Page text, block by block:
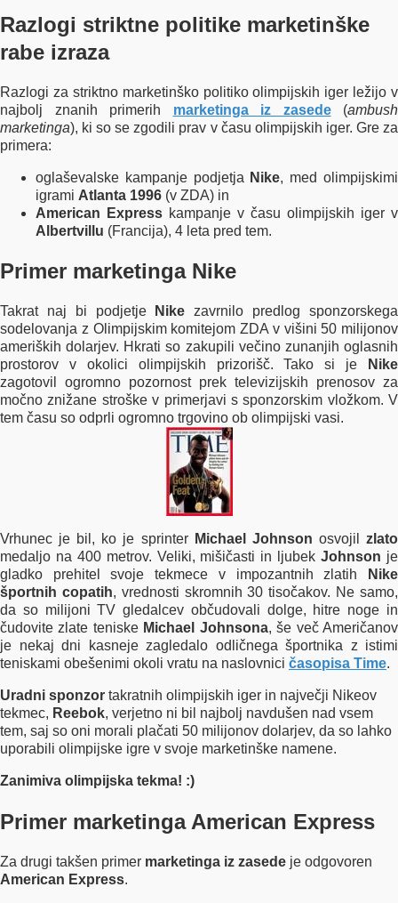
Razlogi striktne politike marketinške
rabe izraza
Razlogi za striktno marketinško politiko olimpijskih iger ležijo v
najbolj znanih primerih marketinga iz zasede(ambush
marketinga), ki so se zgodili prav v času olimpijskih iger. Gre za
primera:
oglaševalske kampanje podjetja Nike, med olimpijskimi
igrami Atlanta 1996 (v ZDA) in
American Express kampanje v času olimpijskih iger v
Albertvillu (Francija), 4 leta pred tem.
Primer marketinga Nike
Takrat naj bi podjetje Nike zavrnilo predlog sponzorskega
sodelovanja z Olimpijskim komitejom ZDA v višini 50 milijonov
ameriških dolarjev. Hkrati so zakupili večino zunanjih oglasnih
prostorov v okolici olimpijskih prizorišč. Tako si je
Nike
zagotovil ogromno pozornost prek televizijskih prenosov za
močno znižane stroške v primerjavi s sponzorskim vložkom. V
tem času so odprli ogromno trgovino ob olimpijski vasi.
Vrhunec je bil, ko je sprinter Michael Johnson osvojilzlato
medaljo na 400 metrov. Veliki, mišičasti in ljubekJohnson je
gladko prehitel svoje tekmece v impozantnih zlatih
Nike
športnih copatih, vrednosti skromnih 30 tisočakov. Ne samo,
da so milijoni TV gledalcev občudovali dolge, hitre noge in
čudovite zlate teniske Michael Johnsona, še več Američanov
je nekaj dni kasneje zagledalo odličnega športnika z istimi
teniskami obešenimi okoli vratu na naslovnici časopisa Time.
Uradni sponzor takratnih olimpijskih iger in največji Nikeov
tekmec, Reebok, verjetno ni bil najbolj navdušen nad vsem
tem, saj so oni morali plačati 50 milijonov dolarjev, da so lahko
uporabili olimpijske igre v svoje marketinške namene.
Zanimiva olimpijska tekma! :)
Primer marketinga American Express
Za drugi takšen primer marketinga iz zasede je odgovoren
American Express.